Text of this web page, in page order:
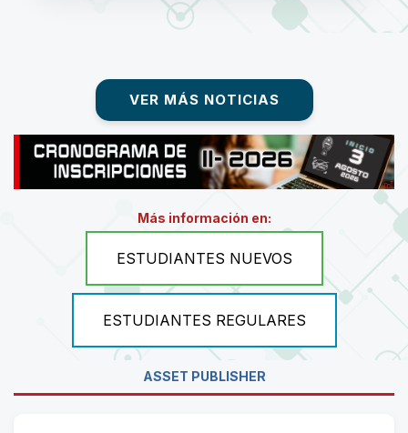
VER MÁS NOTICIAS
Más información en:
ESTUDIANTES NUEVOS
ESTUDIANTES REGULARES
ASSET PUBLISHER